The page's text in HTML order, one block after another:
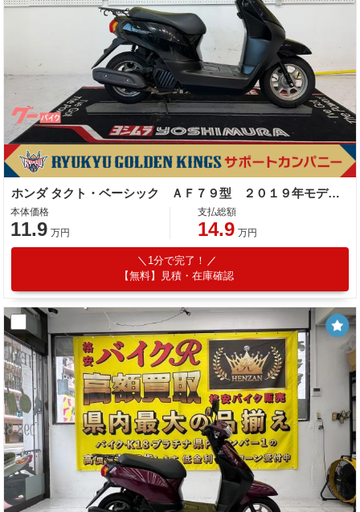
ホンダ タクト・ベーシック ＡＦ７９型 ２０１９年モデル リアキャリア スマホホルダー
本体価格
11.9 万円
支払総額
14.9 万円
1分で完了！
【無料】見積・在庫確認